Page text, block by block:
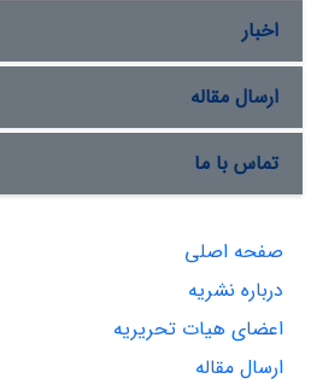
اخبار
ارسال مقاله
تماس با ما
صفحه اصلی
درباره نشریه
اعضای هیات تحریریه
ارسال مقاله